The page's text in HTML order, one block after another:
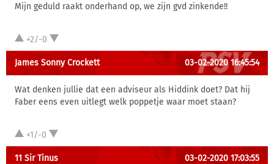
Mijn geduld raakt onderhand op, we zijn gvd zinkende!!
+2/-0
James Sonny Crockett 03-02-2020 16:45:54
Wat denken jullie dat een adviseur als Hiddink doet? Dat hij
Faber eens even uitlegt welk poppetje waar moet staan?
+1/-0
11 Sir Tinus 03-02-2020 17:03:55